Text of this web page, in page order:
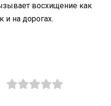
восхищение как
и на дорогах.